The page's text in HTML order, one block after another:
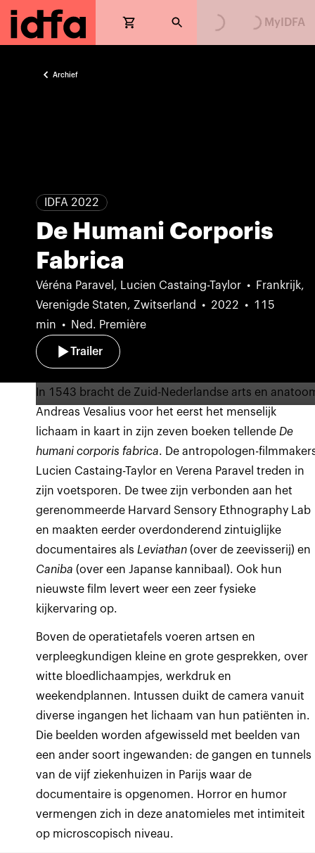
MyIDFA
Archief
IDFA 2022
De Humani Corporis
Fabrica
Véréna Paravel, Lucien Castaing-Taylor
Frankrijk,
Verenigde Staten, Zwitserland
2022
115
min
Ned. Première
Trailer
In 1543 bracht de Zuid-Nederlandse arts en
Andreas Vesalius voor het eerst het menselijk
lichaam in kaart in zijn zeven boeken tellende De
humani corporis fabrica. De antropologen-
Lucien Castaing-Taylor en Verena Paravel treden in
zijn voetsporen. De twee zijn verbonden aan het
gerenommeerde Harvard Sensory Ethnography Lab
en maakten eerder overdonderend zintuiglijke
documentaires als Leviathan (over de zeevisserij) en
Caniba (over een Japanse kannibaal). Ook hun
nieuwste film levert weer een zeer fysieke
kijkervaring op.
Boven de operatietafels voeren artsen en
verpleegkundigen kleine en grote gesprekken, over
witte bloedlichaampjes, werkdruk en
weekendplannen. Intussen duikt de camera vanuit
diverse ingangen het lichaam van hun patiënten in.
Die beelden worden afgewisseld met beelden van
een ander soort ingewanden: de gangen en tunnels
van de vijf ziekenhuizen in Parijs waar de
documentaire is opgenomen. Horror en humor
vermengen zich in deze anatomieles met intimiteit
op microscopisch niveau.